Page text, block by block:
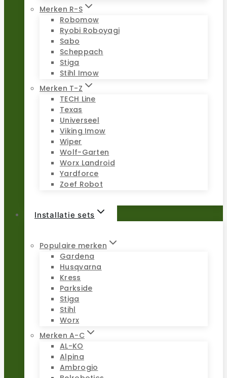
Merken R-S
Robomow
Ryobi Roboyagi
Sabo
Scheppach
Stiga
Stihl Imow
Merken T-Z
TECH Line
Texas
Universeel
Viking Imow
Wiper
Wolf-Garten
Worx Landroid
Yardforce
Zoef Robot
Installatie sets
Populaire merken
Gardena
Husqvarna
Kress
Parkside
Stiga
Stihl
Worx
Merken A-C
AL-KO
Alpina
Ambrogio